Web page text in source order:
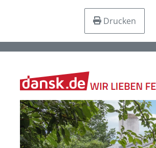
Drucken